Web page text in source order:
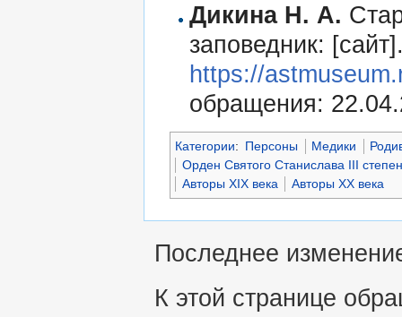
Дикина Н. А.
заповедник:
https://
обращения:
Категории: Персоны Медики
Орден Святого Станислава III
Авторы XIX века
Авторы XX века
Последнее
К этой странице